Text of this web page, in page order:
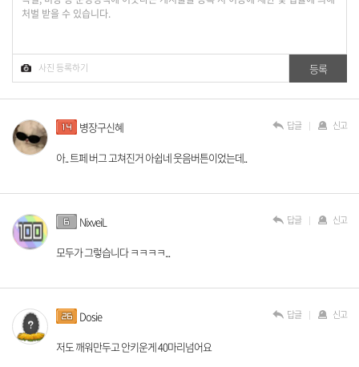
병장구신혜
아.. 트페 버그 고쳐진거 아쉽네 웃음버튼이었는데..
답글 신고
NixveiL
모두가 그렇습니다 ㅋㅋㅋㅋ...
답글 신고
Dosie
저도 깨워만두고 안키운게 40마리넘어요
답글 신고